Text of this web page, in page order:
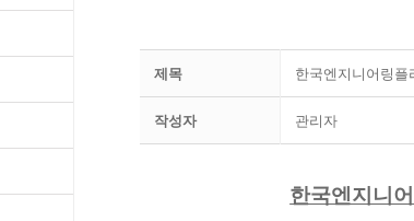
제목 한국엔지니어링플
작성자 관리자
한국엔지니